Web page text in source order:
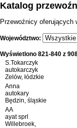
Katalog
Przewoźnicy oferujących
Województwo:
Wyświetlono 821-840 z
S.Tokarczyk
autokarczyk
Zelów, łódzkie
Anna
autokary
Będzin, śląskie
AA
ayat sprl
Willebroek,